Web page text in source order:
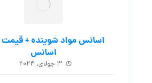
اسانس مواد شوینده + قیمت
اسانس
۳ جولای, ۲۰۲۴